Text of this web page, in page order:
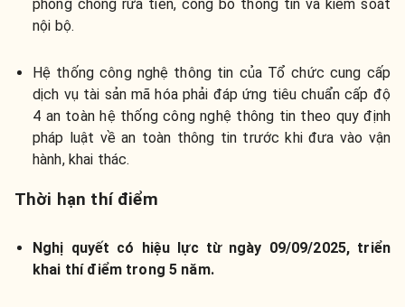
phòng chống rửa tiền, công bố thông tin và kiểm soát
nội bộ.
Hệ thống công nghệ thông tin của Tổ chức cung cấp
dịch vụ tài sản mã hóa phải đáp ứng tiêu chuẩn cấp độ
4 an toàn hệ thống công nghệ thông tin theo quy định
pháp luật về an toàn thông tin trước khi đưa vào vận
hành, khai thác.
Thời hạn thí điểm
Nghị quyết có hiệu lực từ ngày 09/09/2025, triển
khai thí điểm trong 5 năm.